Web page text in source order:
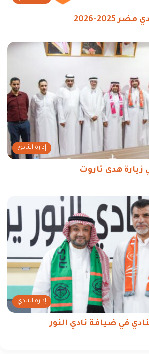
2025-2026
إدارة النادي
هدى تاروت
إدارة النادي
في ضيافة نادي النور